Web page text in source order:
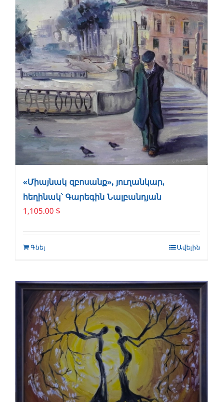
«Միայնակ զբոսանք», յուղանկար,
հեղինակ՝ Գարեգին Նալբանդյան
1,105.00 $
Գնել Ավելին